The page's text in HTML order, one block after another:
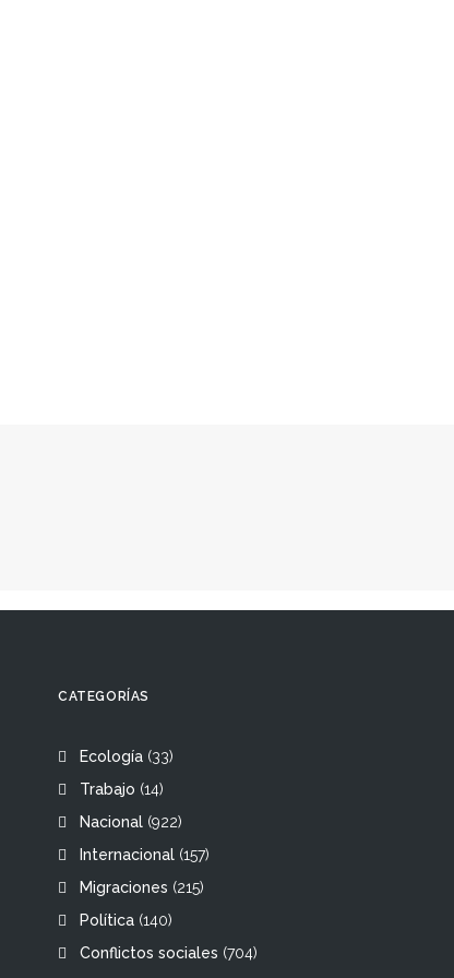
CATEGORÍAS
Ecología (33)
Trabajo (14)
Nacional (922)
Internacional (157)
Migraciones (215)
Política (140)
Conflictos sociales (704)